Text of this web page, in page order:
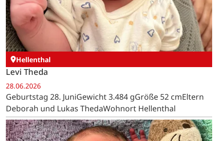
Hellenthal
Levi Theda
28.06.2026
Geburtstag 28. JuniGewicht 3.484 gGröße 52 cmEltern
Deborah und Lukas ThedaWohnort Hellenthal